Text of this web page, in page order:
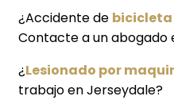
¿Accidente de bicicleta
Contacte a un abogado
¿Lesionado por
trabajo en Jerseydale?